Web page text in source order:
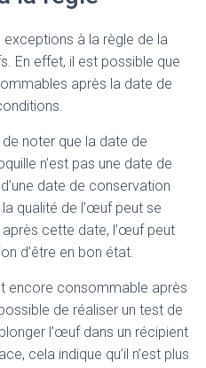
à la règle de la
En effet, il est possible que
après la date de
noter que la date de
n’est pas une date de
date de conservation
qualité de l’œuf peut se
cette date, l’œuf peut
d’être en bon état.
encore consommable après
de réaliser un test de
l’œuf dans un récipient
cela indique qu’il n’est plus